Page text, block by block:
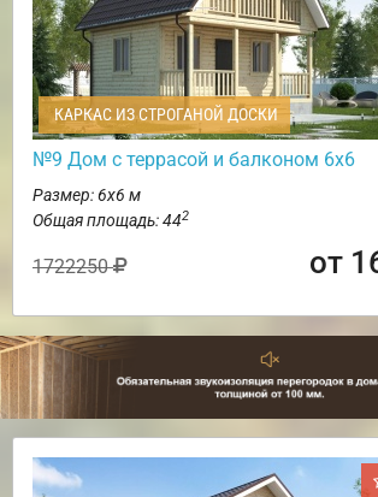
КАРКАС ИЗ СТРОГАНОЙ ДОСКИ
№9 Дом с террасой и балконом 6х6
Размер: 6х6 м
Общая площадь: 442
1722250 от